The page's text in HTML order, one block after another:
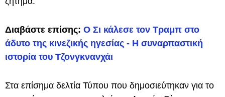
Διαβάστε επίσης: Ο Σι κάλεσε τον Τραμπ στο
άδυτο της κινεζικής ηγεσίας - Η συναρπαστική
ιστορία του Τζονγκνανχάι
Στα επίσημα δελτία Τύπου που δημοσιεύτηκαν για το